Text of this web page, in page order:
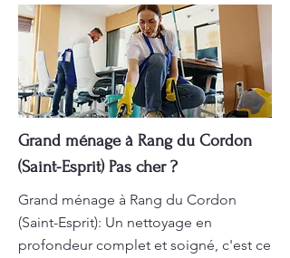
Grand ménage à Rang du Cordon
(Saint-Esprit) Pas cher ?
Grand ménage à Rang du Cordon
(Saint-Esprit): Un nettoyage en
profondeur complet et soigné, c'est ce